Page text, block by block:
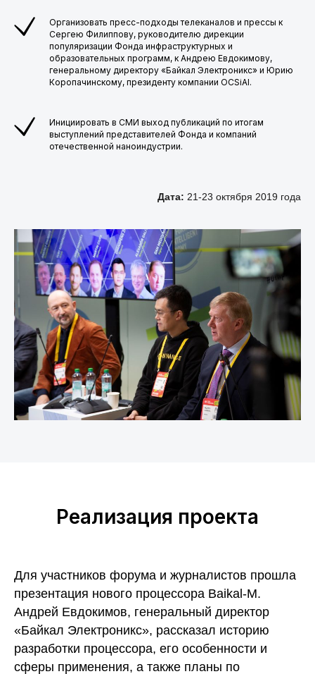
Организовать пресс-подходы телеканалов и прессы к
Сергею Филиппову, руководителю дирекции
популяризации Фонда инфраструктурных и
образовательных программ, к Андрею Евдокимову,
генеральному директору «Байкал Электроникс» и Юрию
Коропачинскому, президенту компании OCSiAl.
Инициировать в СМИ выход публикаций по итогам
выступлений представителей Фонда и компаний
отечественной наноиндустрии.
Дата: 21-23 октября 2019 года
Реализация проекта
Для участников форума и журналистов прошла
презентация нового процессора Baikal-M.
Андрей Евдокимов, генеральный директор
«Байкал Электроникс», рассказал историю
разработки процессора, его особенности и
сферы применения, а также планы по